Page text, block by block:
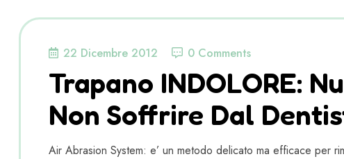
22 Dicembre 2012 0 Comments
Trapano INDOLORE:
Non Soffrire Dal
Air Abrasion System: e’ un metodo delicato ma efficace per